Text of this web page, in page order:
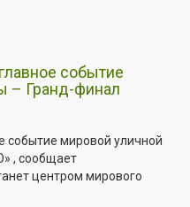
событие
– Гранд-финал
событие мировой уличной
, сообщает
центром мирового